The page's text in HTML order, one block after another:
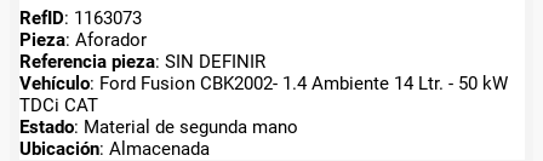
RefID: 1163073
Pieza: Aforador
Referencia pieza: SIN DEFINIR
Vehículo: Ford Fusion CBK2002- 1.4 Ambiente 14 Ltr. - 50 kW
TDCi CAT
Estado: Material de segunda mano
Ubicación: Almacenada